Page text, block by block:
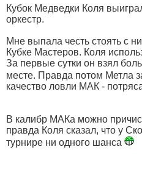
Кубок Медведки Коля
оркестр.
Мне выпала честь стоять с
Кубке Мастеров. Коля
За первые сутки он взял
месте. Правда потом Метла
качество ловли МАК -
В калибр МАКа можно
правда Коля сказал, что у
турнире ни одного шанса